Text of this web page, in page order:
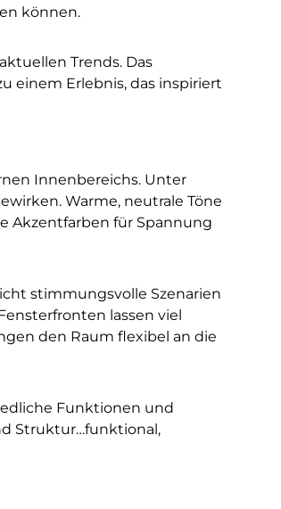
können.
Trends. Das
einem Erlebnis, das inspiriert
Innenbereichs. Unter
Warme, neutrale Töne
Akzentfarben für Spannung
stimmungsvolle Szenarien
lassen viel
den Raum flexibel an die
Funktionen und
Struktur…funktional,